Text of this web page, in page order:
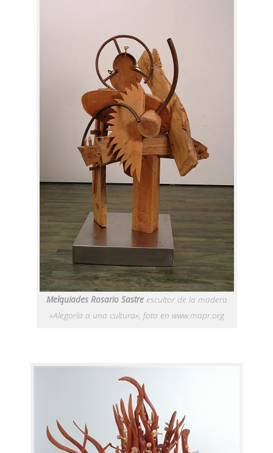
Melquiades Rosario Sastreescultor de la madera
«Alegoría a una cultura», foto en www.mapr.org